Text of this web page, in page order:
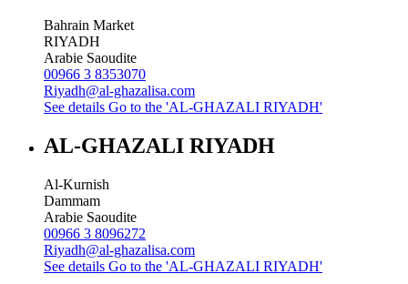
Bahrain Market
RIYADH
Arabie Saoudite
00966 3 8353070
Riyadh@al-ghazalisa.com
See details Go to the 'AL-GHAZALI RIYADH'
AL-GHAZALI RIYADH
Al-Kurnish
Dammam
Arabie Saoudite
00966 3 8096272
Riyadh@al-ghazalisa.com
See details Go to the 'AL-GHAZALI RIYADH'